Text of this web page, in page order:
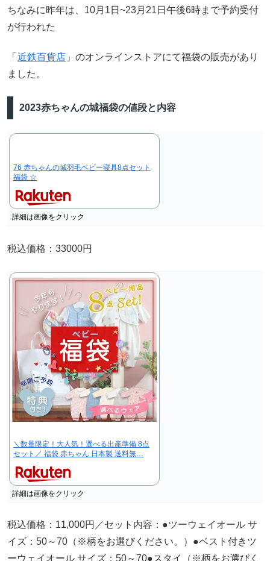
ちなみに昨年は、10月1日~23月21日午後6時まで予約受付
が行われた
「 近鉄百貨店 」のオンラインストアにて福袋の販売があり
ました。
2023赤ちゃんの城福袋の値段と内容
76 赤ちゃんの城羽毛ベビー寝具8点セット
福袋 ☆
詳細は画像をクリック
税込価格：33000円
＼数量限定！大人気！選べる出産準備 8点
セット／ 福袋 赤ちゃん 日本製 送料無…
詳細は画像をクリック
税込価格：11,000円／セット内容：●ツーウェイオール サ
イズ：50～70（※柄をお選びください。）●ベスト付きツ
ーウェイオール サイズ：50～70●スタイ（※柄をお選びく